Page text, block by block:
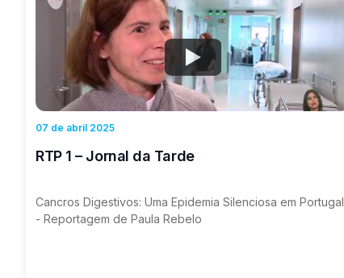
Watch
07 de abril 2025
RTP 1 – Jornal da Tarde
Cancros Digestivos: Uma Epidemia Silenciosa em Portugal
- Reportagem de Paula Rebelo